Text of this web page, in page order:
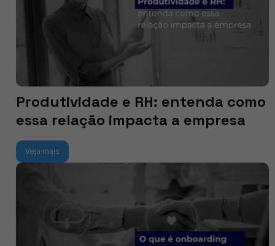
Produtividade e RH: entenda como
essa relação impacta a empresa
Veja mais